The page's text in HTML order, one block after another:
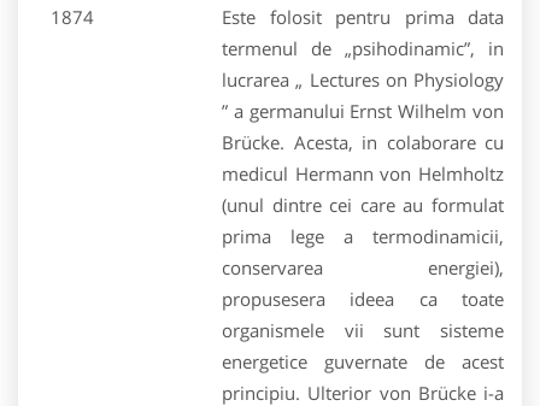
1874
Este folosit pentru prima data
termenul de „psihodinamic”, in
lucrarea „ Lectures on Physiology
” a germanului Ernst Wilhelm von
Brücke. Acesta, in colaborare cu
medicul Hermann von Helmholtz
(unul dintre cei care au formulat
prima lege a termodinamicii,
conservarea energiei),
propusesera ideea ca toate
organismele vii sunt sisteme
energetice guvernate de acest
principiu. Ulterior von Brücke i-a